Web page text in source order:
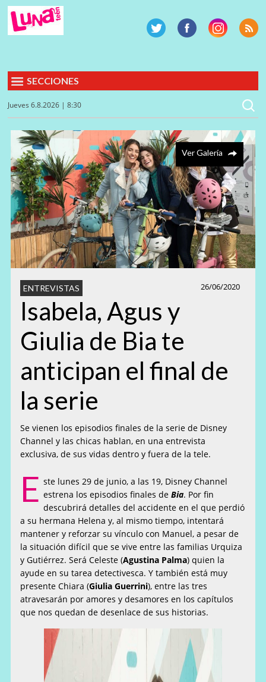
SECCIONES
Jueves 6.8.2026 | 8:30
Ver Galería
26/06/2020
ENTREVISTAS
Isabela, Agus y
Giulia de Bia te
anticipan el final de
la serie
Se vienen los episodios finales de la serie de Disney
Channel y las chicas hablan, en una entrevista
exclusiva, de sus vidas dentro y fuera de la tele.
E ste lunes 29 de junio, a las 19, Disney Channel
estrena los episodios finales deBia. Por fin
descubrirá detalles del accidente en el que perdió
a su hermana Helena y, al mismo tiempo, intentará
mantener y reforzar su vínculo con Manuel, a pesar de
la situación difícil que se vive entre las familias Urquiza
y Gutiérrez. Será Celeste (Agustina Palma) quien la
ayude en su tarea detectivesca. Y también está muy
presente Chiara (Giulia Guerrini), entre las tres
atravesarán por amores y desamores en los capítulos
que nos quedan de desenlace de sus historias.